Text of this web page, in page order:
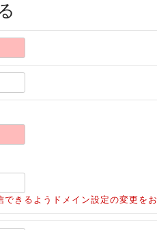
きるようドメイン設定の変更をお